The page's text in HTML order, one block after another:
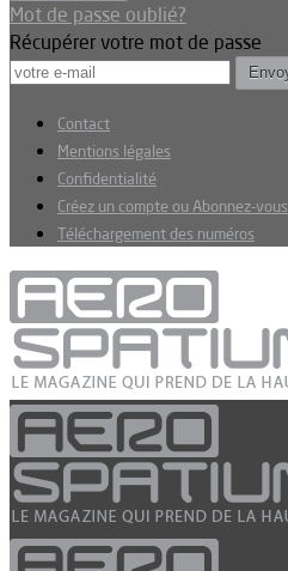
Mot de passe oublié?
Récupérer votre mot de passe
Contact
Mentions légales
Confidentialité
Créez un compte ou Abonnez-vous
Téléchargement des numéros